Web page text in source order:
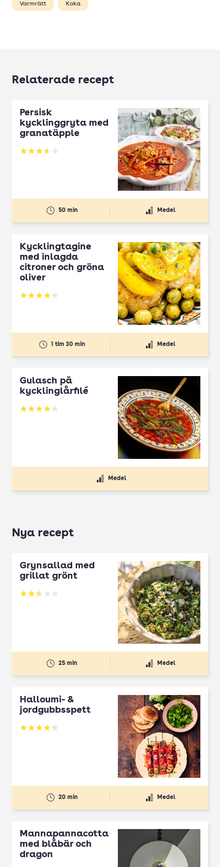
Varmrätt Koka
Relaterade recept
Persisk
kycklinggryta med
granatäpple
Betyg: 3.57 av 5
50 min Medel
Kycklingtagine
med inlagda
citroner och gröna
oliver
Betyg: 3.87 av 5
1 tim 30 min Medel
Gulasch på
kycklinglårfilé
Betyg: 4.24 av 5
Medel
Nya recept
Grynsallad med
grillat grönt
Betyg: 2.5 av 5
25 min Medel
Halloumi- &
jordgubbsspett
Betyg: 4.3 av 5
20 min Medel
Mannapannacotta
med blåbär och
dragon